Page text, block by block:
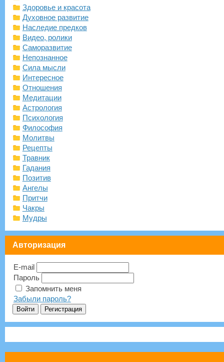
Здоровье и красота
Духовное развитие
Наследие предков
Видео, ролики
Саморазвитие
Непознанное
Сила мысли
Интересное
Отношения
Медитации
Астрология
Психология
Философия
Молитвы
Рецепты
Травник
Гадания
Позитив
Ангелы
Притчи
Чакры
Мудры
Авторизация
E-mail
Пароль
Запомнить меня
Забыли пароль?